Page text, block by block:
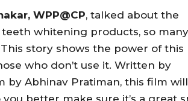
WPP@CP, talked about the
whitening products, so
story shows the power of this
who don’t use it. Written by
by Abhinav Pratiman, this film will
better make sure it’s a great